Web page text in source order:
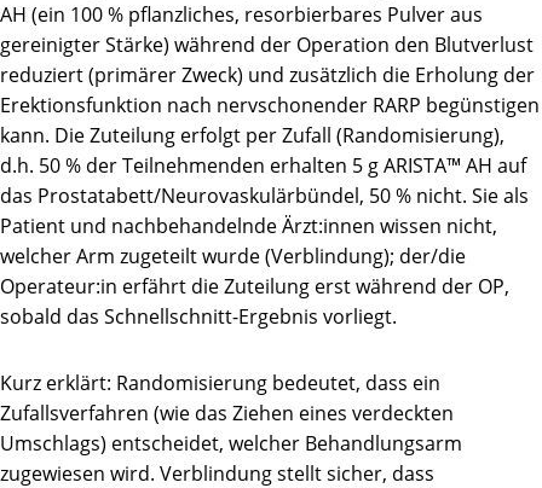
AH (ein 100 % pflanzliches, resorbierbares Pulver aus
gereinigter Stärke) während der Operation den Blutverlust
reduziert (primärer Zweck) und zusätzlich die Erholung der
Erektionsfunktion nach nervschonender RARP begünstigen
kann. Die Zuteilung erfolgt per Zufall (Randomisierung),
d.h. 50 % der Teilnehmenden erhalten 5 g ARISTA™ AH auf
das Prostatabett/Neurovaskulärbündel, 50 % nicht. Sie als
Patient und nachbehandelnde Ärzt:innen wissen nicht,
welcher Arm zugeteilt wurde (Verblindung); der/die
Operateur:in erfährt die Zuteilung erst während der OP,
sobald das Schnellschnitt-Ergebnis vorliegt.
Kurz erklärt: Randomisierung bedeutet, dass ein
Zufallsverfahren (wie das Ziehen eines verdeckten
Umschlags) entscheidet, welcher Behandlungsarm
zugewiesen wird. Verblindung stellt sicher, dass